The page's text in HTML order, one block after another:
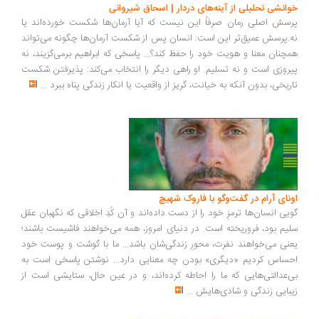
تحلیلی از آینه‌های دردار | اسحاق شیروانی
اصلی رمان صرفاً این نیست که آیا آرمان‌ها شکست خورده‌اند یا
عمیق‌تر این است: انسان پس از شکست آرمان‌ها چگونه می‌تواند
معنا و هویت خود را حفظ کند؟... پاسخی که ابراهیم برمی‌گزیند، نه
است و نه تسلیم. او راهی دیگر را انتخاب می‌کند: پذیرفتن شکست
بدون آنکه به خیانت، گریز از واقعیت یا انکار زندگی پناه ببرد...
آرام در گفت‌وگو با فاروک شهیچ‭
انسان‌ها ترمزِ خود را از دست داده‌اند و آن کُدِ اخلاقی که نگهبان عقل
بود، فروریخته است. در دنیای امروز، همه می‌خواهند فاشیست باشند؛
می‌خواهند نفرت، محورِ زندگی‌شان باشد... ما با گوشت و پوست خود
کردیم «دیگری» بودن چه معنایی دارد... نوشتن پاسخی است به
که ما را احاطه کرده‌اند، و در عین حال، ستایشی است از
زندگی و شادی‌هایش...